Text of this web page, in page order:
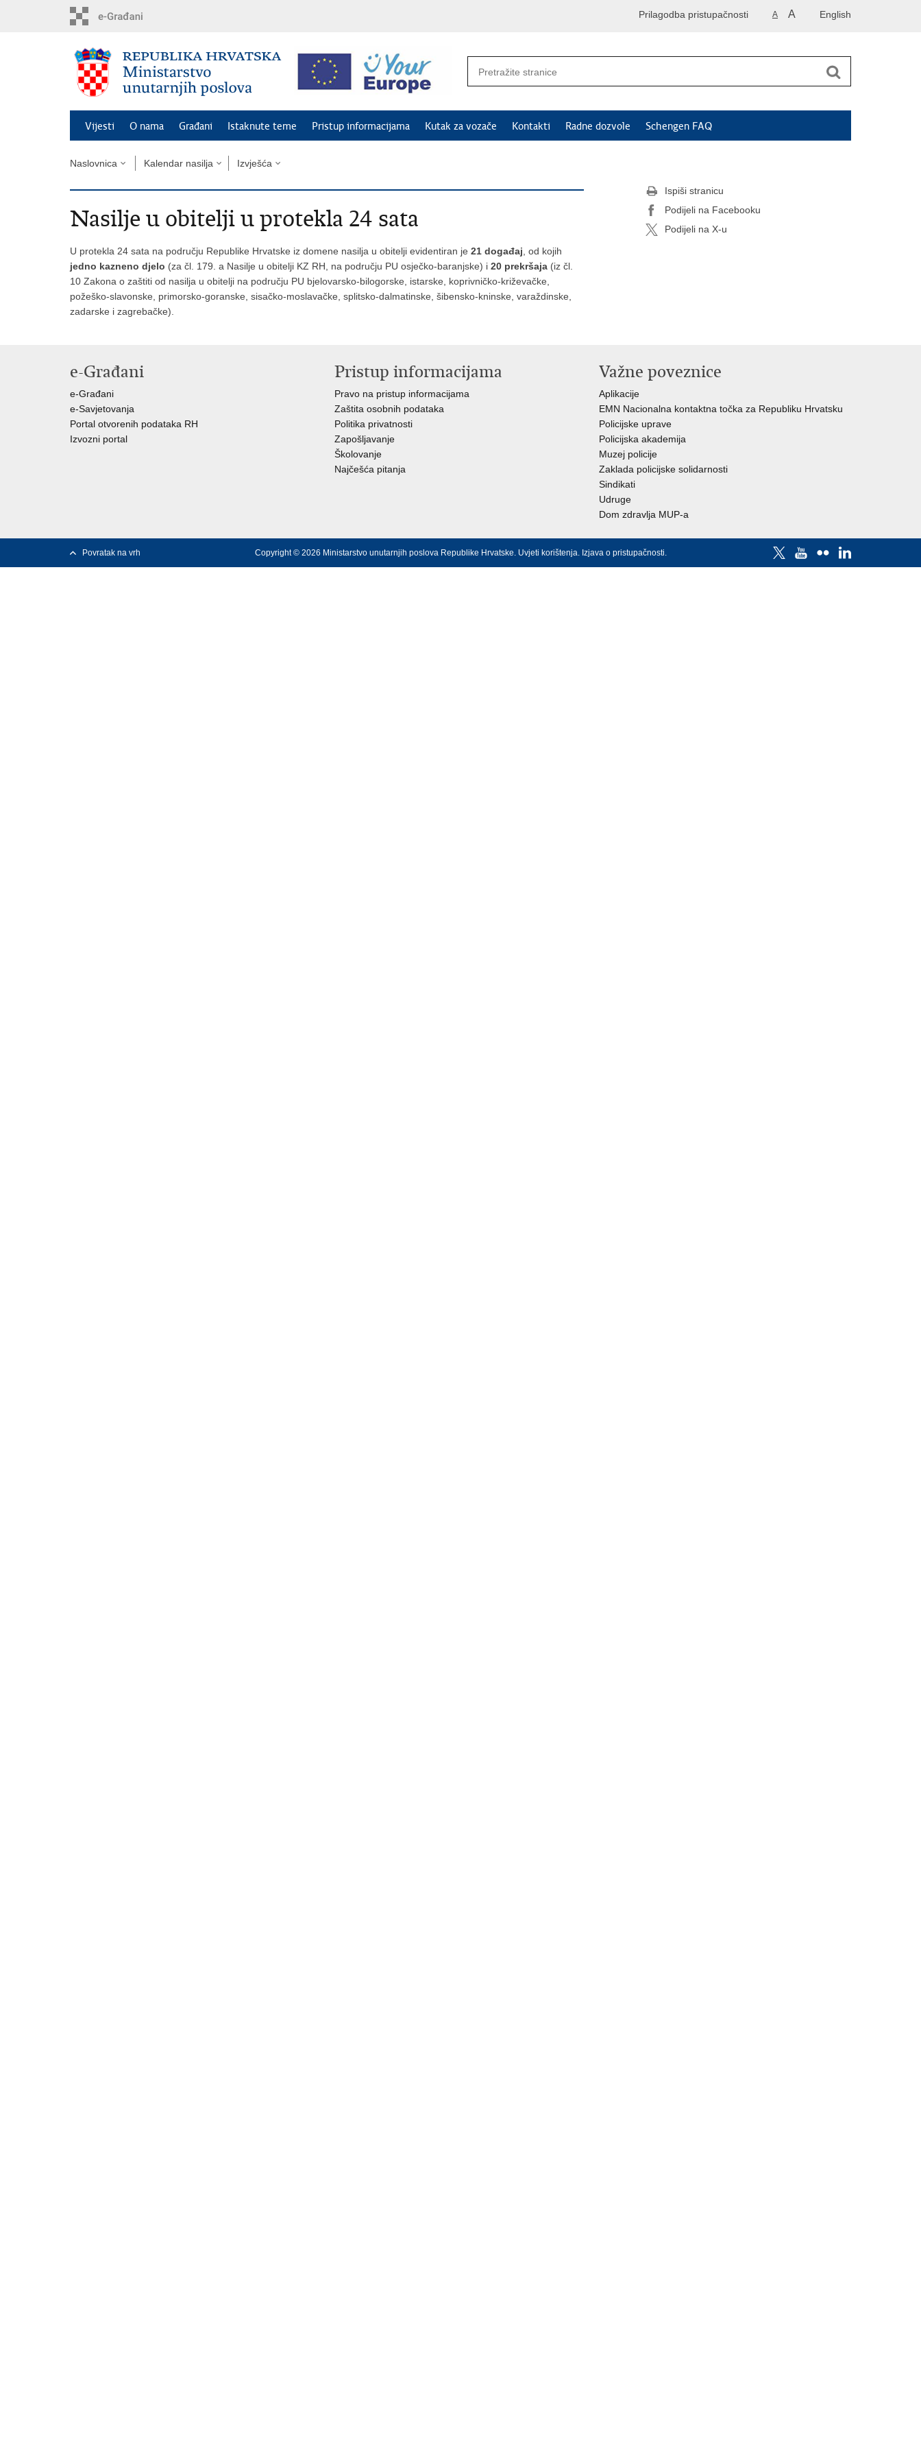
English
A A
Prilagodba pristupačnosti
Vijesti O nama Građani Istaknute teme Pristup informacijama Kutak za vozače Kontakti Radne dozvole Schengen FAQ
Naslovnica Kalendar nasilja Izvješća
Nasilje u obitelji u protekla 24 sata
U protekla 24 sata na području Republike Hrvatske iz domene nasilja u obitelji evidentiran je 21 događaj , od kojih
jedno kazneno djelo (za čl. 179. a Nasilje u obitelji KZ RH, na području PU osječko-baranjske) i 20 prekršaja (iz čl.
10 Zakona o zaštiti od nasilja u obitelji na području PU bjelovarsko-bilogorske, istarske, koprivničko-križevačke,
požeško-slavonske, primorsko-goranske, sisačko-moslavačke, splitsko-dalmatinske, šibensko-kninske, varaždinske,
zadarske i zagrebačke).
Ispiši stranicu
Podijeli na Facebooku
Podijeli na X-u
e-Građani
e-Građani
e-Savjetovanja
Portal otvorenih podataka RH
Izvozni portal
Pristup informacijama
Pravo na pristup informacijama
Zaštita osobnih podataka
Politika privatnosti
Zapošljavanje
Školovanje
Najčešća pitanja
Važne poveznice
Aplikacije
EMN Nacionalna kontaktna točka za Republiku Hrvatsku
Policijske uprave
Policijska akademija
Muzej policije
Zaklada policijske solidarnosti
Sindikati
Udruge
Dom zdravlja MUP-a
Povratak na vrh Copyright © 2026 Ministarstvo unutarnjih poslova Republike Hrvatske. Uvjeti korištenja. Izjava o pristupačnosti.